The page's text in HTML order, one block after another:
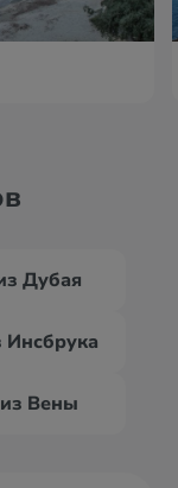
Дубая
Инсбрука
Вены